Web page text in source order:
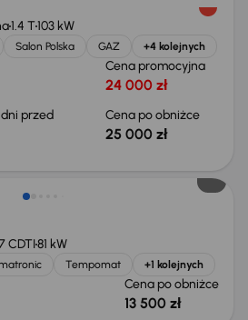
1.4 T103 kW
Salon Polska GAZ +4 kolejnych
Cena promocyjna
24 000 zł
przed
Cena po obniżce
25 000 zł
CDTI81 kW
Tempomat +1 kolejnych
Cena po obniżce
13 500 zł
VAT